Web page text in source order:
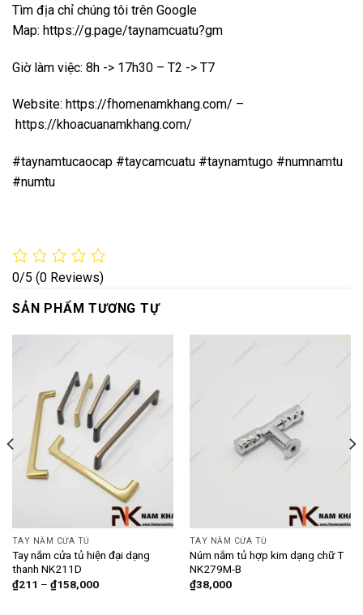
Tìm địa chỉ chúng tôi trên Google
Map: https://g.page/taynamcuatu?gm
Giờ làm việc: 8h -> 17h30 – T2 -> T7
Website: https://fhomenamkhang.com/ –
https://khoacuanamkhang.com/
#taynamtucaocap #taycamcuatu #taynamtugo #numnamtu
#numtu
0/5 (0 Reviews)
SẢN PHẨM TƯƠNG TỰ
TAY NẮM CỬA TỦ
Tay nắm cửa tủ hiện đại dạng
thanh NK211D
₫211 – ₫158,000
TAY NẮM CỬA TỦ
Núm nắm tủ hợp kim dạng chữ T
NK279M-B
₫38,000